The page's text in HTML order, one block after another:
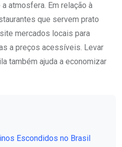
atmosfera. Em relação à
que servem prato
mercados locais para
a preços acessíveis. Levar
também ajuda a economizar
Escondidos no Brasil